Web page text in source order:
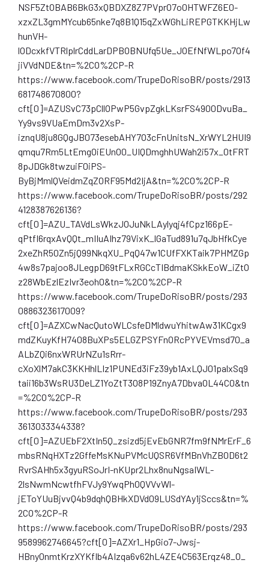
NSF5ZtOBAB6BkG3xQBDXZ8Z7PVprO7o0HTWFZ6E0-
xzxZL3gmMYcub65nke7q8B1Q15qZxWGhLiREPGTKKHjLw
hunVH-
lODcxkfVTRlplrCddLarDPBOBNUfq5Ue_JOEfNfWLpo7Of4
jiVVdNDE&tn=%2CO%2CP-R
https://www.facebook.com/TrupeDoRisoBR/posts/2913
681748670800?
cft[0]=AZUSvC73pCllOPwP5GvpZgkLKsrFS4900DvuBa_
Yy9vs9VUaEmDm3v2XsP-
iznqU8ju8GQgJB073esebAHY7O3cFnUnitsN_XrWYL2HUI9
qmqu7Rm5LtEmgOiEUnO0_UIQDmghhUWah2i57x_0tFRT
8pJDGk8twzuiF0iPS-
ByBjMmlQVeidmZqZORF95Md2IjA&tn=%2CO%2CP-R
https://www.facebook.com/TrupeDoRisoBR/posts/292
4128387626136?
cft[0]=AZU_TAVdLsWkzJOJuNkLAylyqj4fCpz166pE-
qPtfl6rqxAvQQt_mIIuAIhz79VixK_lGaTud891u7qJbHfkCye
2xeZhR50Zn5jQ99NkqXU_PqQ47w1CUfFXKTaik7PHMZGp
4w8s7pajoo8JLegpD69tFLxRGCcTIBdmaKSkkEoW_iZtO
z28WbEzlEzIvr3eoh0&tn=%2CO%2CP-R
https://www.facebook.com/TrupeDoRisoBR/posts/293
0886323617009?
cft[0]=AZXCwNacQutoWLCsfeDMldwuYhitwAw31KCgx9
mdZKuyKfH7408BuXPs5ELGZPSYFnORcPYVEVmsd70_a
ALbZQi6nxWRUrNZu1sRrr-
cXoXlM7akC3KKHhlLIz1PUNEd3iFz39yb1AxLQJ01palxSq9
taii16b3WsRU3DeLZ1YoZtT3O8P19ZnyA7DbvaOL44C0&tn
=%2CO%2CP-R
https://www.facebook.com/TrupeDoRisoBR/posts/293
3613033344338?
cft[0]=AZUEbF2XtIn5Q_zsizd5jEvEbGNR7fm9fNMrErF_6
mbsRNqHXTz2GffeMsKNuPVMcUQSR6VfMBnVhZB0D6t2
RvrSAHh5x3gyuRSoJrI-nKUpr2Lhx8nuNgsaIWL-
2lsNwmNcwtfhFVJy9YwqPhOQVVvWl-
jEToYUuBjvvQ4b9dqhQBHkXDVd09LUSdYAy1jSccs&tn=%
2CO%2CP-R
https://www.facebook.com/TrupeDoRisoBR/posts/293
9589962746645?cft[0]=AZXr1_HpGio7-Jwsj-
HBny0nmtKrzXYKflb4AIzqa6v62hL4ZE4C563Erqz48_O_